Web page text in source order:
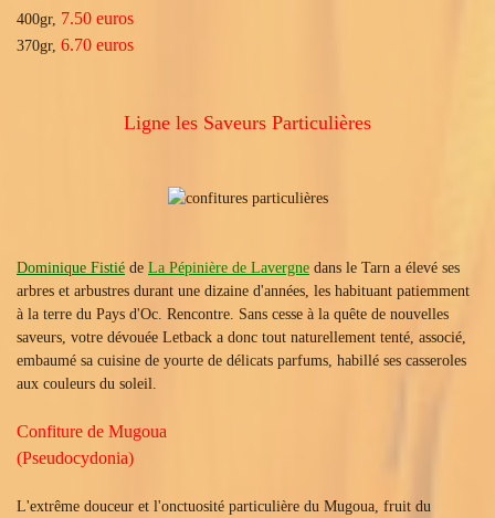
400gr, 7.50 euros
370gr, 6.70 euros
Ligne les Saveurs Particulières
Dominique Fistié de La Pépinière de Lavergne dans le Tarn a élevé ses
arbres et arbustres durant une dizaine d'années, les habituant patiemment
à la terre du Pays d'Oc. Rencontre. Sans cesse à la quête de nouvelles
saveurs, votre dévouée Letback a donc tout naturellement tenté, associé,
embaumé sa cuisine de yourte de délicats parfums, habillé ses casseroles
aux couleurs du soleil.
Confiture de Mugoua
(Pseudocydonia)
L'extrême douceur et l'onctuosité particulière du Mugoua, fruit du